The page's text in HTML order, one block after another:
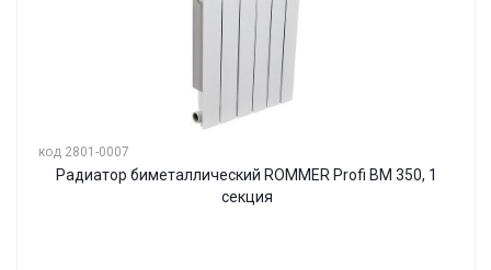
код 2801-0007
Радиатор биметаллический ROMMER Profi BM 350, 1
секция